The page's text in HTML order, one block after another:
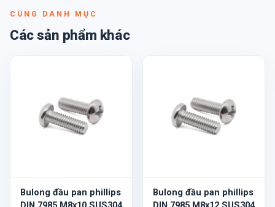
CÙNG DANH MỤC
Các sản phẩm khác
Bulong đầu pan phillips
Bulong đầu pan phillips